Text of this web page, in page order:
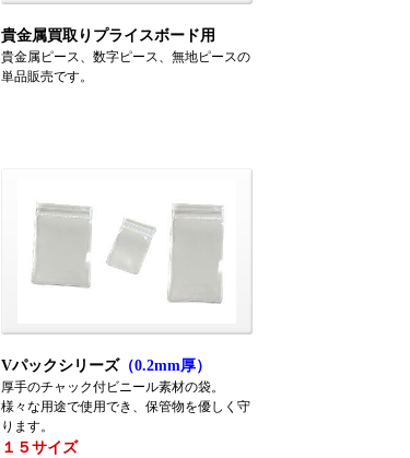
貴金属買取りプライスボード用
貴金属ピース、数字ピース、無地ピースの
単品販売です。
Vパックシリーズ（0.2mm厚）
厚手のチャック付ビニール素材の袋。
様々な用途で使用でき、保管物を優しく守
ります。
１５サイズ